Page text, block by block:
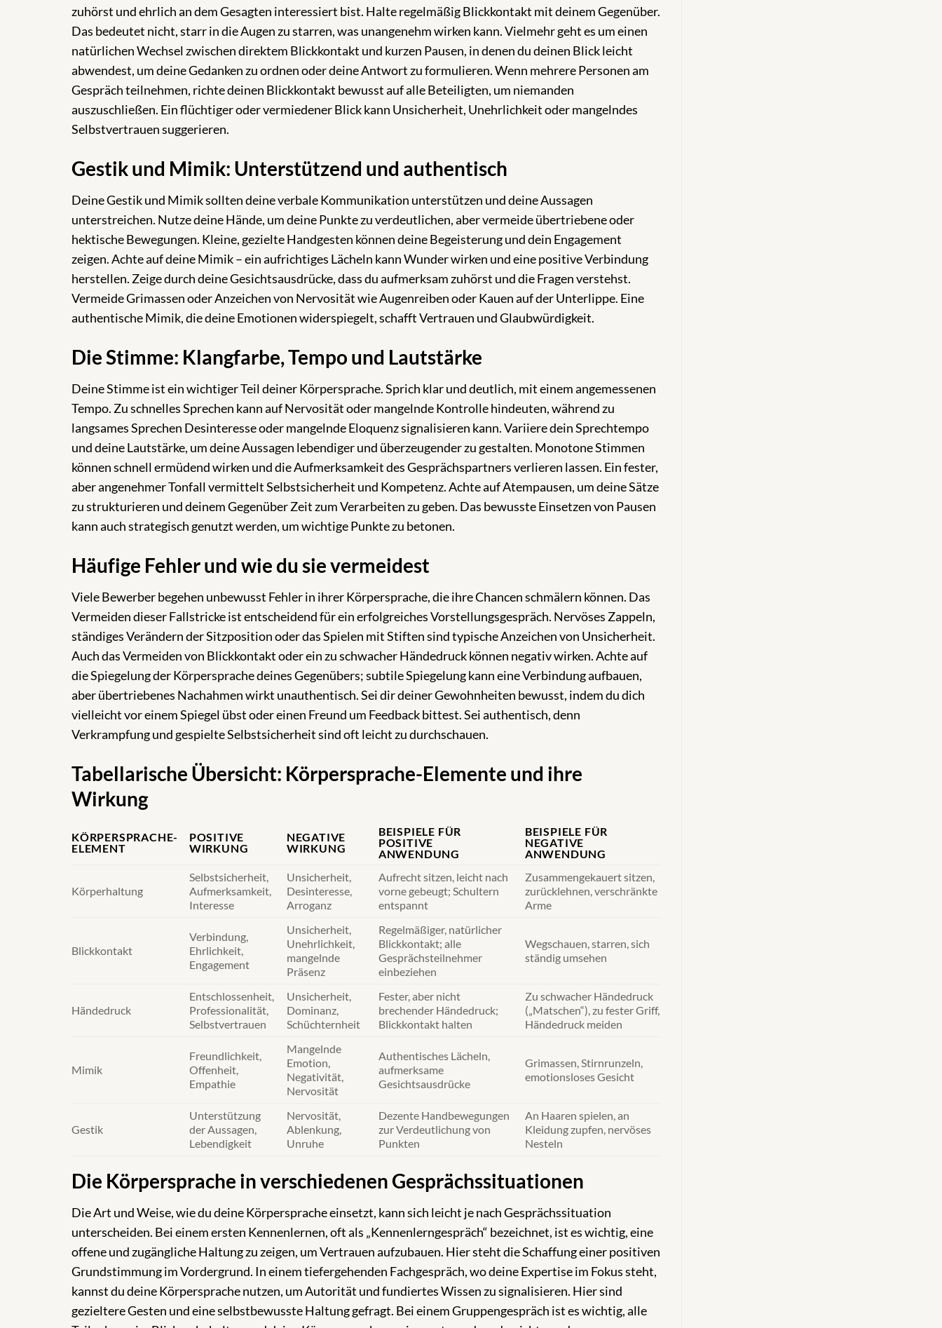
zuhörst und ehrlich an dem Gesagten interessiert bist. Halte regelmäßig Blickkontakt mit deinem Gegenüber.
Das bedeutet nicht, starr in die Augen zu starren, was unangenehm wirken kann. Vielmehr geht es um einen
natürlichen Wechsel zwischen direktem Blickkontakt und kurzen Pausen, in denen du deinen Blick leicht
abwendest, um deine Gedanken zu ordnen oder deine Antwort zu formulieren. Wenn mehrere Personen am
Gespräch teilnehmen, richte deinen Blickkontakt bewusst auf alle Beteiligten, um niemanden
auszuschließen. Ein flüchtiger oder vermiedener Blick kann Unsicherheit, Unehrlichkeit oder mangelndes
Selbstvertrauen suggerieren.
Gestik und Mimik: Unterstützend und authentisch
Deine Gestik und Mimik sollten deine verbale Kommunikation unterstützen und deine Aussagen
unterstreichen. Nutze deine Hände, um deine Punkte zu verdeutlichen, aber vermeide übertriebene oder
hektische Bewegungen. Kleine, gezielte Handgesten können deine Begeisterung und dein Engagement
zeigen. Achte auf deine Mimik – ein aufrichtiges Lächeln kann Wunder wirken und eine positive Verbindung
herstellen. Zeige durch deine Gesichtsausdrücke, dass du aufmerksam zuhörst und die Fragen verstehst.
Vermeide Grimassen oder Anzeichen von Nervosität wie Augenreiben oder Kauen auf der Unterlippe. Eine
authentische Mimik, die deine Emotionen widerspiegelt, schafft Vertrauen und Glaubwürdigkeit.
Die Stimme: Klangfarbe, Tempo und Lautstärke
Deine Stimme ist ein wichtiger Teil deiner Körpersprache. Sprich klar und deutlich, mit einem angemessenen
Tempo. Zu schnelles Sprechen kann auf Nervosität oder mangelnde Kontrolle hindeuten, während zu
langsames Sprechen Desinteresse oder mangelnde Eloquenz signalisieren kann. Variiere dein Sprechtempo
und deine Lautstärke, um deine Aussagen lebendiger und überzeugender zu gestalten. Monotone Stimmen
können schnell ermüdend wirken und die Aufmerksamkeit des Gesprächspartners verlieren lassen. Ein fester,
aber angenehmer Tonfall vermittelt Selbstsicherheit und Kompetenz. Achte auf Atempausen, um deine Sätze
zu strukturieren und deinem Gegenüber Zeit zum Verarbeiten zu geben. Das bewusste Einsetzen von Pausen
kann auch strategisch genutzt werden, um wichtige Punkte zu betonen.
Häufige Fehler und wie du sie vermeidest
Viele Bewerber begehen unbewusst Fehler in ihrer Körpersprache, die ihre Chancen schmälern können. Das
Vermeiden dieser Fallstricke ist entscheidend für ein erfolgreiches Vorstellungsgespräch. Nervöses Zappeln,
ständiges Verändern der Sitzposition oder das Spielen mit Stiften sind typische Anzeichen von Unsicherheit.
Auch das Vermeiden von Blickkontakt oder ein zu schwacher Händedruck können negativ wirken. Achte auf
die Spiegelung der Körpersprache deines Gegenübers; subtile Spiegelung kann eine Verbindung aufbauen,
aber übertriebenes Nachahmen wirkt unauthentisch. Sei dir deiner Gewohnheiten bewusst, indem du dich
vielleicht vor einem Spiegel übst oder einen Freund um Feedback bittest. Sei authentisch, denn
Verkrampfung und gespielte Selbstsicherheit sind oft leicht zu durchschauen.
Tabellarische Übersicht: Körpersprache-Elemente und ihre
Wirkung
KÖRPERSPRACHE-
ELEMENT
POSITIVE
WIRKUNG
NEGATIVE
WIRKUNG
BEISPIELE FÜR
POSITIVE
ANWENDUNG
BEISPIELE FÜR
NEGATIVE
ANWENDUNG
Körperhaltung
Selbstsicherheit,
Aufmerksamkeit,
Interesse
Unsicherheit,
Desinteresse,
Arroganz
Aufrecht sitzen, leicht nach
vorne gebeugt; Schultern
entspannt
Zusammengekauert sitzen,
zurücklehnen, verschränkte
Arme
Blickkontakt
Verbindung,
Ehrlichkeit,
Engagement
Unsicherheit,
Unehrlichkeit,
mangelnde
Präsenz
Regelmäßiger, natürlicher
Blickkontakt; alle
Gesprächsteilnehmer
einbeziehen
Wegschauen, starren, sich
ständig umsehen
Händedruck
Entschlossenheit,
Professionalität,
Selbstvertrauen
Unsicherheit,
Dominanz,
Schüchternheit
Fester, aber nicht
brechender Händedruck;
Blickkontakt halten
Zu schwacher Händedruck
(„Matschen“), zu fester Griff,
Händedruck meiden
Mimik
Freundlichkeit,
Offenheit,
Empathie
Mangelnde
Emotion,
Negativität,
Nervosität
Authentisches Lächeln,
aufmerksame
Gesichtsausdrücke
Grimassen, Stirnrunzeln,
emotionsloses Gesicht
Gestik
Unterstützung
der Aussagen,
Lebendigkeit
Nervosität,
Ablenkung,
Unruhe
Dezente Handbewegungen
zur Verdeutlichung von
Punkten
An Haaren spielen, an
Kleidung zupfen, nervöses
Nesteln
Die Körpersprache in verschiedenen Gesprächssituationen
Die Art und Weise, wie du deine Körpersprache einsetzt, kann sich leicht je nach Gesprächssituation
unterscheiden. Bei einem ersten Kennenlernen, oft als „Kennenlerngespräch“ bezeichnet, ist es wichtig, eine
offene und zugängliche Haltung zu zeigen, um Vertrauen aufzubauen. Hier steht die Schaffung einer positiven
Grundstimmung im Vordergrund. In einem tiefergehenden Fachgespräch, wo deine Expertise im Fokus steht,
kannst du deine Körpersprache nutzen, um Autorität und fundiertes Wissen zu signalisieren. Hier sind
gezieltere Gesten und eine selbstbewusste Haltung gefragt. Bei einem Gruppengespräch ist es wichtig, alle